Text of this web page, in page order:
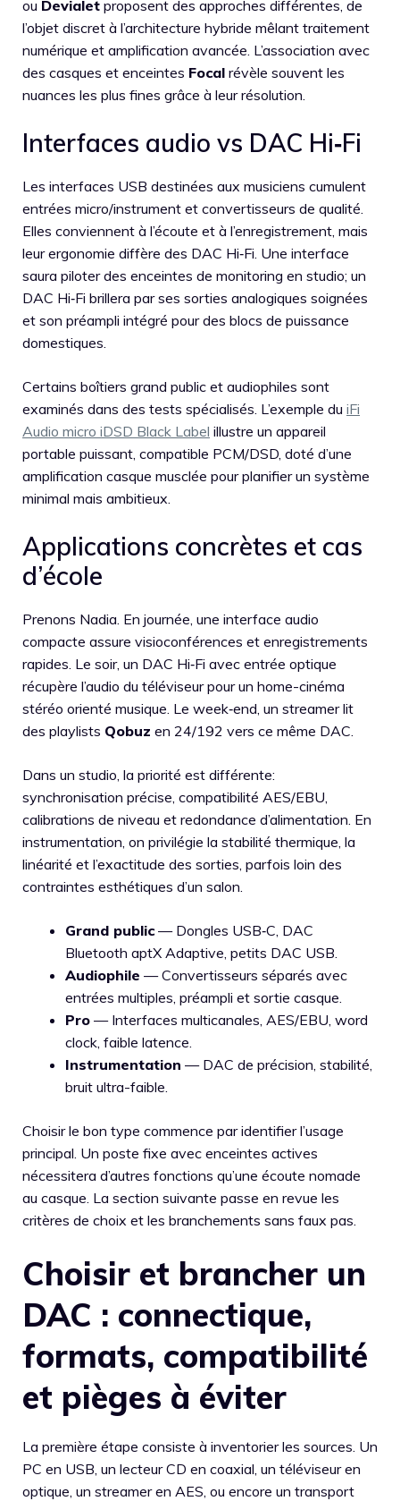
ou Devialet proposent des approches différentes, de
l’objet discret à l’architecture hybride mêlant traitement
numérique et amplification avancée. L’association avec
des casques et enceintes Focal révèle souvent les
nuances les plus fines grâce à leur résolution.
Interfaces audio vs DAC Hi‑Fi
Les interfaces USB destinées aux musiciens cumulent
entrées micro/instrument et convertisseurs de qualité.
Elles conviennent à l’écoute et à l’enregistrement, mais
leur ergonomie diffère des DAC Hi‑Fi. Une interface
saura piloter des enceintes de monitoring en studio; un
DAC Hi‑Fi brillera par ses sorties analogiques soignées
et son préampli intégré pour des blocs de puissance
domestiques.
Certains boîtiers grand public et audiophiles sont
examinés dans des tests spécialisés. L’exemple du iFi
Audio micro iDSD Black Label illustre un appareil
portable puissant, compatible PCM/DSD, doté d’une
amplification casque musclée pour planifier un système
minimal mais ambitieux.
Applications concrètes et cas
d’école
Prenons Nadia. En journée, une interface audio
compacte assure visioconférences et enregistrements
rapides. Le soir, un DAC Hi‑Fi avec entrée optique
récupère l’audio du téléviseur pour un home-cinéma
stéréo orienté musique. Le week‑end, un streamer lit
des playlists Qobuz en 24/192 vers ce même DAC.
Dans un studio, la priorité est différente:
synchronisation précise, compatibilité AES/EBU,
calibrations de niveau et redondance d’alimentation. En
instrumentation, on privilégie la stabilité thermique, la
linéarité et l’exactitude des sorties, parfois loin des
contraintes esthétiques d’un salon.
Grand public— Dongles USB‑C, DAC
Bluetooth aptX Adaptive, petits DAC USB.
Audiophile — Convertisseurs séparés avec
entrées multiples, préampli et sortie casque.
Pro — Interfaces multicanales, AES/EBU, word
clock, faible latence.
Instrumentation — DAC de précision, stabilité,
bruit ultra-faible.
Choisir le bon type commence par identifier l’usage
principal. Un poste fixe avec enceintes actives
nécessitera d’autres fonctions qu’une écoute nomade
au casque. La section suivante passe en revue les
critères de choix et les branchements sans faux pas.
Choisir et brancher un
DAC : connectique,
formats, compatibilité
et pièges à éviter
La première étape consiste à inventorier les sources. Un
PC en USB, un lecteur CD en coaxial, un téléviseur en
optique, un streamer en AES, ou encore un transport